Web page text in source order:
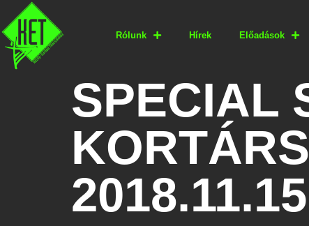
Rólunk Hírek Előadások
SPECIAL
2018.11.15